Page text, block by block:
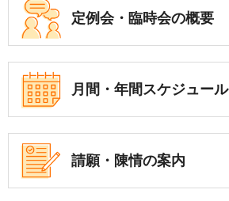
定例会・ 臨時会の概要
月間・年間 スケジュール
請願・陳情の案内